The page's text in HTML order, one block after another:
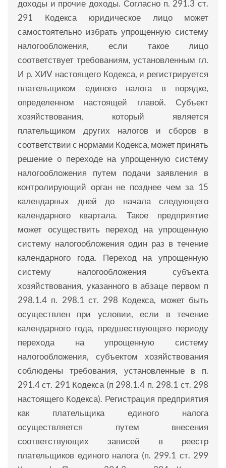
доходы и прочие доходы. Согласно п. 291.3 ст.
291 Кодекса юридическое лицо может
самостоятельно избрать упрощенную систему
налогообложения, если такое лицо
соответствует требованиям, установленным гл.
И р. ХИV настоящего Кодекса, и регистрируется
плательщиком единого налога в порядке,
определенном настоящей главой. Субъект
хозяйствования, который является
плательщиком других налогов и сборов в
соответствии с нормами Кодекса, может принять
решение о переходе на упрощенную систему
налогообложения путем подачи заявления в
контролирующий орган не позднее чем за 15
календарных дней до начала следующего
календарного квартала. Такое предприятие
может осуществить переход на упрощенную
систему налогообложения один раз в течение
календарного года. Переход на упрощенную
систему налогообложения субъекта
хозяйствования, указанного в абзаце первом п
298.1.4 п. 298.1 ст. 298 Кодекса, может быть
осуществлен при условии, если в течение
календарного года, предшествующего периоду
перехода на упрощенную систему
налогообложения, субъектом хозяйствования
соблюдены требования, установленные в п.
291.4 ст. 291 Кодекса (п 298.1.4 п. 298.1 ст. 298
настоящего Кодекса). Регистрация предприятия
как плательщика единого налога
осуществляется путем внесения
соответствующих записей в реестр
плательщиков единого налога (п. 299.1 ст. 299